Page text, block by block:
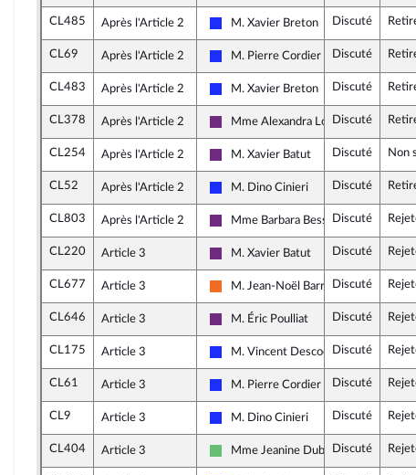
CL485 Après l'Article 2
Les Républicains
M. Xavier Breton Discuté
CL69 Après l'Article 2
Les Républicains
M. Pierre Cordier Discuté
CL483 Après l'Article 2
Les Républicains
M. Xavier Breton Discuté
CL378 Après l'Article 2
La République en Marche
Mme Alexandra LouisDiscuté
CL254 Après l'Article 2
La République en Marche
M. Xavier Batut Discuté Non
CL52 Après l'Article 2
Les Républicains
M. Dino Cinieri Discuté
CL803 Après l'Article 2
La République en Marche
Mme Barbara Bessot Ballot
Discuté
CL220 Article 3
La République en Marche
M. Xavier Batut Discuté
CL677 Article 3
Mouvement Démocrate (MoDem) et
M. Jean-Noël BarrotDiscuté
CL646 Article 3
La République en Marche
M. Éric Poulliat Discuté
CL175 Article 3
Les Républicains
M. Vincent DescoeurDiscuté
CL61 Article 3
Les Républicains
M. Pierre Cordier Discuté
CL9 Article 3
Les Républicains
M. Dino Cinieri Discuté
CL404 Article 3
Libertés et Territoires
Mme Jeanine DubiéDiscuté